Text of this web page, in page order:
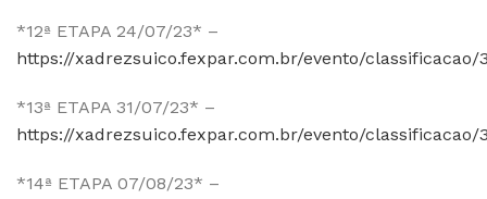
*12ª ETAPA 24/07/23* –
https://xadrezsuico.fexpar.com.br/evento/classificacao/
*13ª ETAPA 31/07/23* –
https://xadrezsuico.fexpar.com.br/evento/classificacao/
*14ª ETAPA 07/08/23* –